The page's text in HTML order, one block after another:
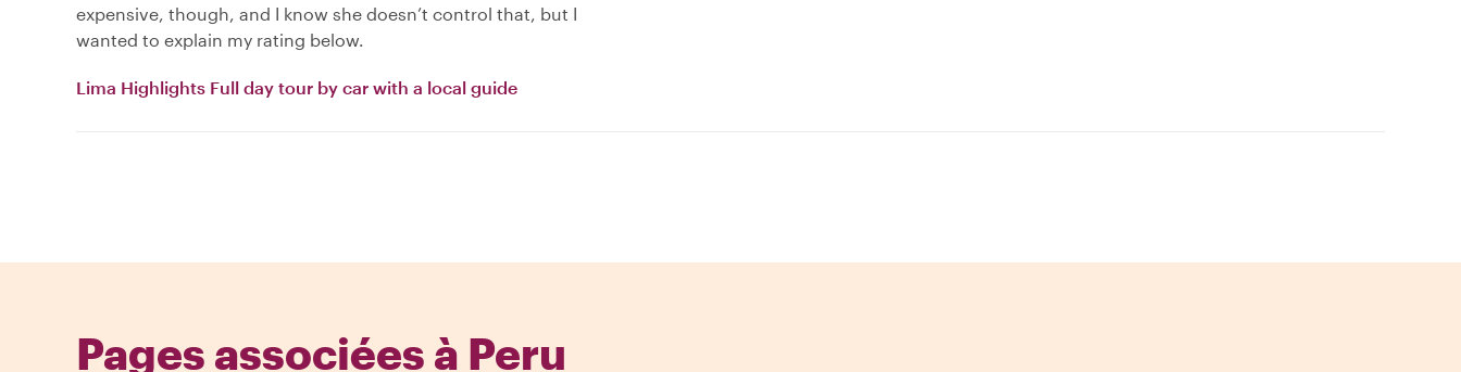
expensive, though, and I know she doesn’t control that, but I
wanted to explain my rating below.
Lima Highlights Full day tour by car with a local guide
Pages associées à Peru